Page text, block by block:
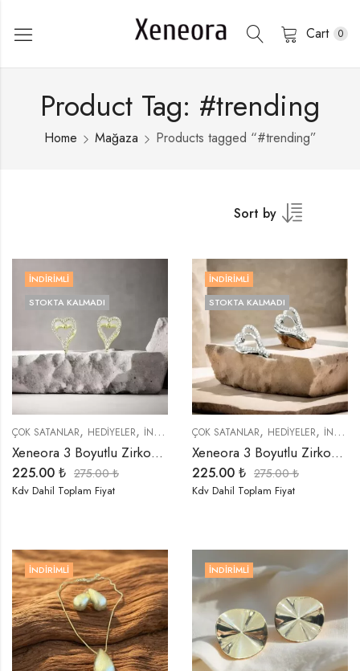
Cart 0
Product Tag: #trending
Home Mağaza Products tagged “#trending”
Sort by
İNDIRIMLI
STOKTA KALMADI
ÇOK SATANLAR, HEDIYELER, İNDIRIMLI ÜRÜNLER ,KÜPELER,SEMBOLLER,
Xeneora 3 Boyutlu Zirkon Taşlı Gold Kalp Küpe
225.00 ₺ 275.00₺
Kdv Dahil Toplam Fiyat
İNDIRIMLI
STOKTA KALMADI
ÇOK SATANLAR, HEDIYELER, İNDIRIMLI ÜRÜNLER
Xeneora 3 Boyutlu Zirkon Taşlı Gümüş Renk Kalp Küpe
225.00 ₺ 275.00₺
Kdv Dahil Toplam Fiyat
İNDIRIMLI İNDIRIMLI